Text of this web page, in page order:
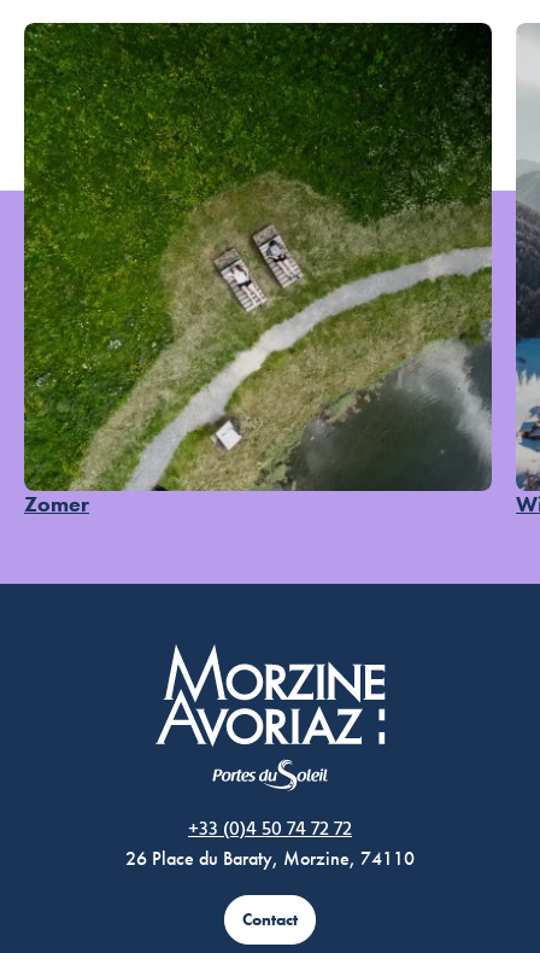
Zomer
+33 (0)4 50 74 72 72
26 Place du Baraty, Morzine, 74110
Contact